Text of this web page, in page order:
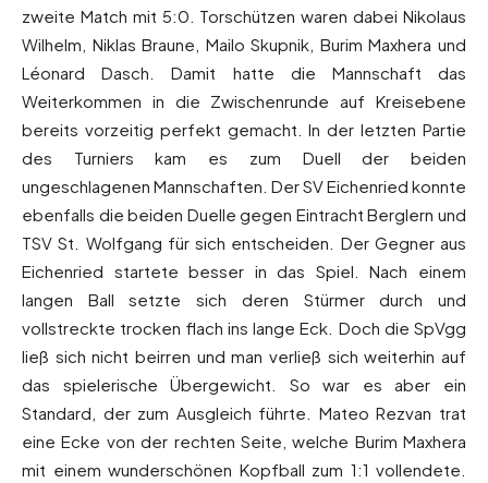
zweite Match mit 5:0. Torschützen waren dabei Nikolaus
Wilhelm, Niklas Braune, Mailo Skupnik, Burim Maxhera und
Léonard Dasch. Damit hatte die Mannschaft das
Weiterkommen in die Zwischenrunde auf Kreisebene
bereits vorzeitig perfekt gemacht. In der letzten Partie
des Turniers kam es zum Duell der beiden
ungeschlagenen Mannschaften. Der SV Eichenried konnte
ebenfalls die beiden Duelle gegen Eintracht Berglern und
TSV St. Wolfgang für sich entscheiden. Der Gegner aus
Eichenried startete besser in das Spiel. Nach einem
langen Ball setzte sich deren Stürmer durch und
vollstreckte trocken flach ins lange Eck. Doch die SpVgg
ließ sich nicht beirren und man verließ sich weiterhin auf
das spielerische Übergewicht. So war es aber ein
Standard, der zum Ausgleich führte. Mateo Rezvan trat
eine Ecke von der rechten Seite, welche Burim Maxhera
mit einem wunderschönen Kopfball zum 1:1 vollendete.